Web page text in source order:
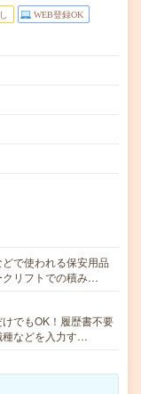
WEB登録OK
で使われる保安用品
クリフトでの積み…
でもOK！履歴書不要
などを入力す…